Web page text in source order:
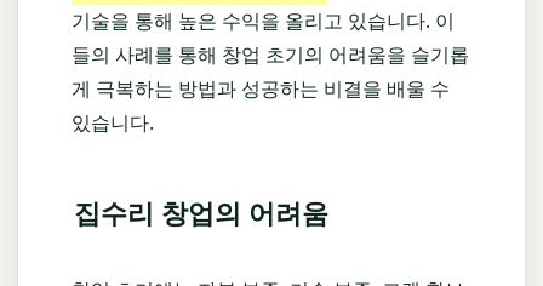
기술을 통해 높은 수익을 올리고 있습니다. 이
들의 사례를 통해 창업 초기의 어려움을 슬기롭
게 극복하는 방법과 성공하는 비결을 배울 수
있습니다.
집수리 창업의 어려움